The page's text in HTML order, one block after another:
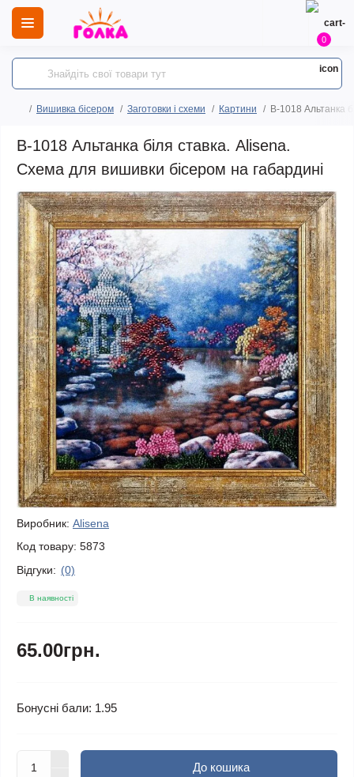
0
Вишивка бісером Заготовки і схеми Картини B-1018 Альтанка
B-1018 Альтанка біля ставка. Alisena.
Схема для вишивки бісером на габардині
Виробник: Alisena
Код товару: 5873
Відгуки: (0)
В наявності
65.00грн.
Бонусні бали: 1.95
До кошика